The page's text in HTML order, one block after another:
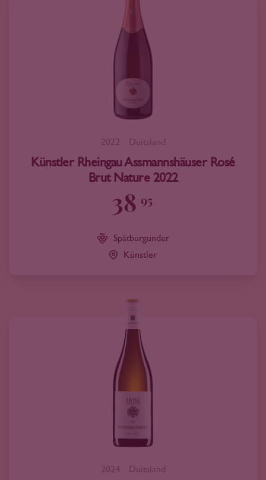
2022 Duitsland
Künstler Rheingau Assmannshäuser Rosé
Brut Nature 2022
38 95
Spätburgunder
Künstler
2024 Duitsland